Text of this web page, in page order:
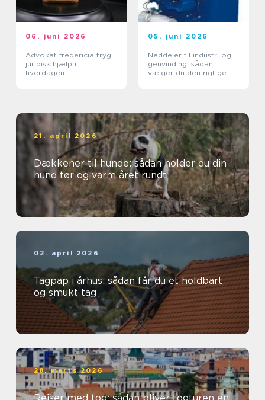
06. juni 2026
Advokat fredericia tryg
juridisk hjælp i
hverdagen
05. juni 2026
Neddeler til industri og
genvinding: sådan
vælger du den rigtige
21. april 2026
Dækkener til hunde: sådan holder du din
hund tør og varm året rundt
02. april 2026
Tagpap i århus: sådan får du et holdbart
og smukt tag
28. marts 2026